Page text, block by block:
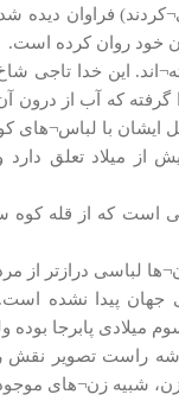
سفلی زندگی می¬کردند)
خود روان کرده است.
این خدا تاجی
که آب از درون آن
ایشان با لباس¬های
از میلاد تعلق
است که از قله
درازتر از
جهان پیدا نشده
پابرجا بوده
راست تصویر
شبیه زن¬های